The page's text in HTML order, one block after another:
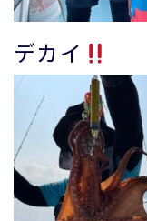
デカイ